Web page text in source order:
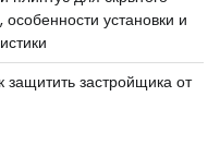
установки и
застройщика от